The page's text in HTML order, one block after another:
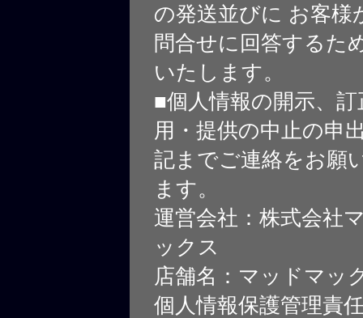
の発送並びに お客様
問合せに回答するた
いたします。
■個人情報の開示、
用・提供の中止の申
記までご連絡をお願
ます。
運営会社：株式会社
ックス
店舗名：マッドマッ
個人情報保護管理責